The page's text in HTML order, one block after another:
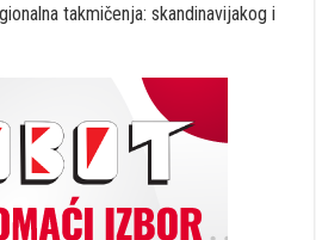
takmičenja: skandinavijakog i